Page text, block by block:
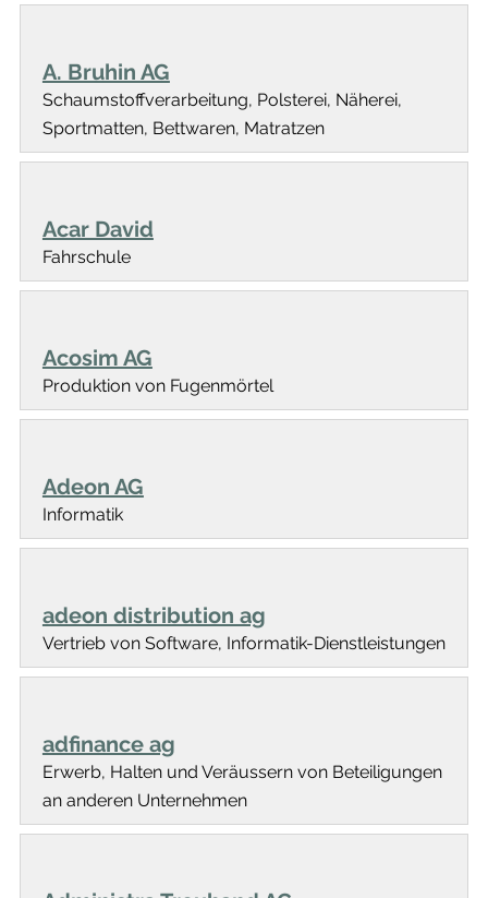
A. Bruhin AG
Schaumstoffverarbeitung, Polsterei, Näherei,
Sportmatten, Bettwaren, Matratzen
Acar David
Fahrschule
Acosim AG
Produktion von Fugenmörtel
Adeon AG
Informatik
adeon distribution ag
Vertrieb von Software, Informatik-Dienstleistungen
adfinance ag
Erwerb, Halten und Veräussern von Beteiligungen
an anderen Unternehmen